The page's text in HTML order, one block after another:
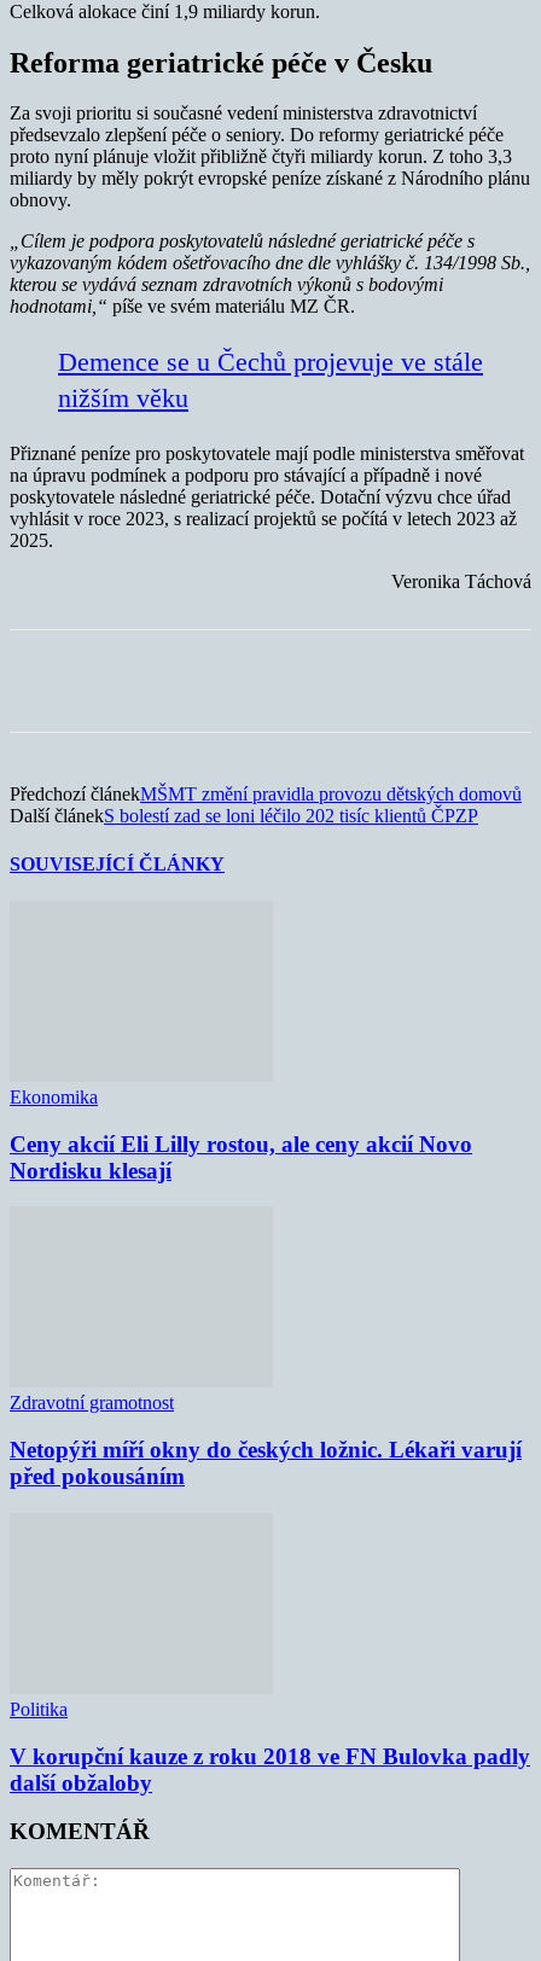
Celková alokace činí 1,9 miliardy korun.
Reforma geriatrické péče v Česku
Za svoji prioritu si současné vedení ministerstva zdravotnictví
předsevzalo zlepšení péče o seniory. Do reformy geriatrické péče
proto nyní plánuje vložit přibližně čtyři miliardy korun. Z toho 3,3
miliardy by měly pokrýt evropské peníze získané z Národního plánu
obnovy.
„Cílem je podpora poskytovatelů následné geriatrické péče s
vykazovaným kódem ošetřovacího dne dle vyhlášky č. 134/1998 Sb.,
kterou se vydává seznam zdravotních výkonů s bodovými
hodnotami,“ píše ve svém materiálu MZ ČR.
Demence se u Čechů projevuje ve stále
nižším věku
Přiznané peníze pro poskytovatele mají podle ministerstva směřovat
na úpravu podmínek a podporu pro stávající a případně i nové
poskytovatele následné geriatrické péče. Dotační výzvu chce úřad
vyhlásit v roce 2023, s realizací projektů se počítá v letech 2023 až
2025.
Veronika Táchová
Předchozí článekMŠMT změní pravidla provozu dětských domovů
Další článekS bolestí zad se loni léčilo 202 tisíc klientů ČPZP
SOUVISEJÍCÍ ČLÁNKY
Ekonomika
Ceny akcií Eli Lilly rostou, ale ceny akcií Novo
Nordisku klesají
Zdravotní gramotnost
Netopýři míří okny do českých ložnic. Lékaři varují
před pokousáním
Politika
V korupční kauze z roku 2018 ve FN Bulovka padly
další obžaloby
KOMENTÁŘ